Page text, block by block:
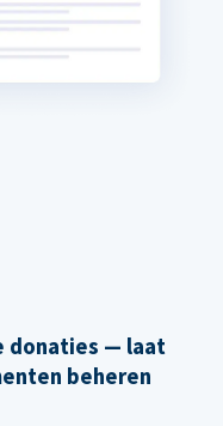
donaties — laat
beheren